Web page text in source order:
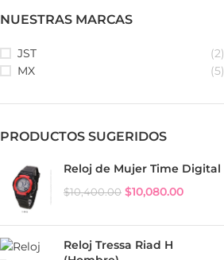
NUESTRAS MARCAS
JST
(2)
MX
(5)
PRODUCTOS SUGERIDOS
Reloj de Mujer Time Digital
$10,400.00 $10,080.00
Reloj Tressa Riad H